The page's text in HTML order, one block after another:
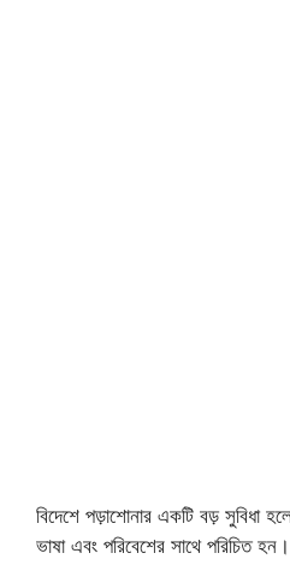
বিদেশে পড়াশোনার একটি বড়
ভাষা এবং পরিবেশের সাথে পরিচিত